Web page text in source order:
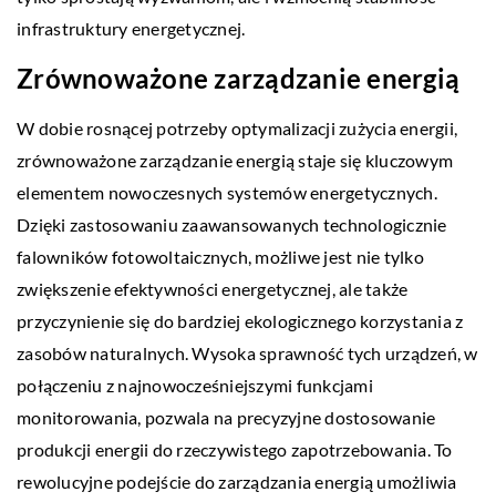
infrastruktury energetycznej.
Zrównoważone zarządzanie energią
W dobie rosnącej potrzeby optymalizacji zużycia energii,
zrównoważone zarządzanie energią staje się kluczowym
elementem nowoczesnych systemów energetycznych.
Dzięki zastosowaniu zaawansowanych technologicznie
falowników fotowoltaicznych, możliwe jest nie tylko
zwiększenie efektywności energetycznej, ale także
przyczynienie się do bardziej ekologicznego korzystania z
zasobów naturalnych. Wysoka sprawność tych urządzeń, w
połączeniu z najnowocześniejszymi funkcjami
monitorowania, pozwala na precyzyjne dostosowanie
produkcji energii do rzeczywistego zapotrzebowania. To
rewolucyjne podejście do zarządzania energią umożliwia